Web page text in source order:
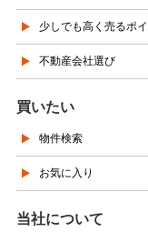
少しでも高く売るポ
不動産会社選び
買いたい
物件検索
お気に入り
当社について